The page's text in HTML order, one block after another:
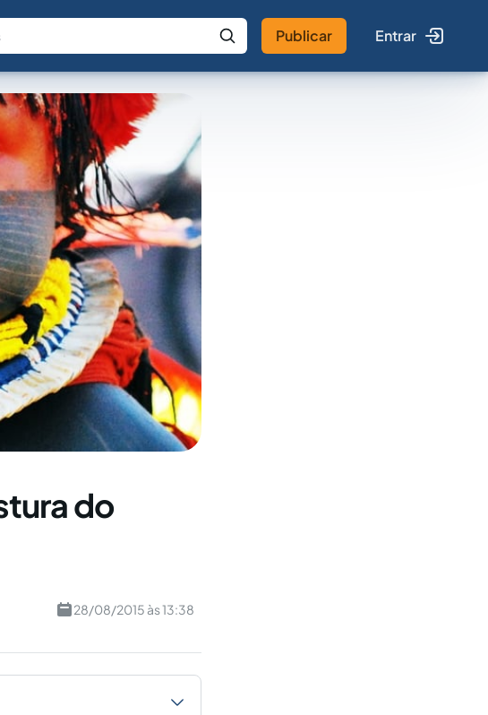
Fale com a IA Buscar no Jus
Publicar Entrar
do
28/08/2015 às 13:38